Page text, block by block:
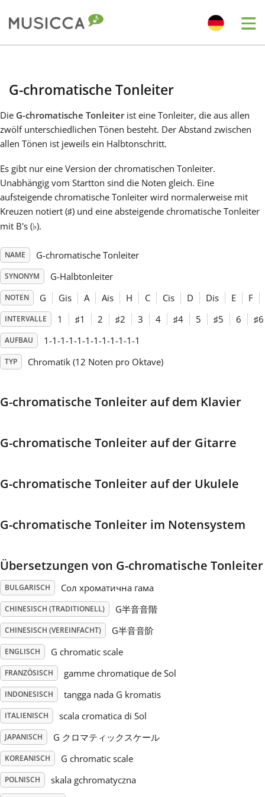
Deutsch
English
Español
한국어
हिन्दी
Italiano
日本語
Polski
Svenska
Tiếng Việt
Türkçe
Українська
简体中文
繁體中文
G-chromatische Tonleiter
Die G-chromatische Tonleiterist eine Tonleiter, die aus allen
zwölf unterschiedlichen Tönen besteht. Der Abstand zwischen
allen Tönen ist jeweils ein Halbtonschritt.
Es gibt nur eine Version der chromatischen Tonleiter.
Unabhängig vom Startton sind die Noten gleich. Eine
aufsteigende chromatische Tonleiter wird normalerweise mit
Kreuzen notiert (♯) und eine absteigende chromatische Tonleiter
mit B's (♭).
NAME G-chromatische Tonleiter
SYNONYM G-Halbtonleiter
NOTEN G Gis A Ais H C Cis D Dis E F
INTERVALLE 1 ♯1 2 ♯2 3 4 ♯4 5 ♯5 6 ♯6
AUFBAU 1-1-1-1-1-1-1-1-1-1-1-1
TYP Chromatik (12 Noten pro Oktave)
G-chromatische Tonleiter auf dem Klavier
G-chromatische Tonleiter auf der Gitarre
G-chromatische Tonleiter auf der Ukulele
G-chromatische Tonleiter im Notensystem
Übersetzungen von G-chromatische Tonleiter
BULGARISCH Сол хроматична гама
CHINESISCH (TRADITIONELL) G半音音階
CHINESISCH (VEREINFACHT) G半音音阶
ENGLISCH G chromatic scale
FRANZÖSISCH gamme chromatique de Sol
INDONESISCH tangga nada G kromatis
ITALIENISCH scala cromatica di Sol
JAPANISCH G クロマティックスケール
KOREANISCH G chromatic scale
POLNISCH skala gchromatyczna